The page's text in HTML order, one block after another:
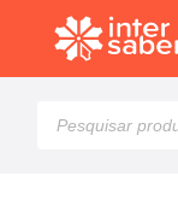
produtos